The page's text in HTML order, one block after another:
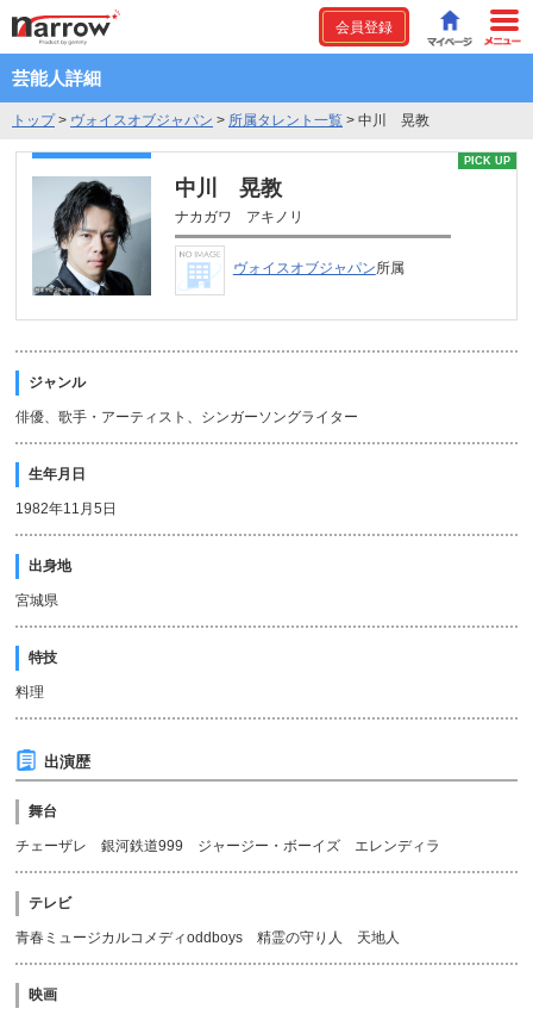
会員登録
芸能人詳細
トップ> ヴォイスオブジャパン > 所属タレント一覧 > 中川 晃教
PICK UP
中川 晃教
ナカガワ アキノリ
ヴォイスオブジャパン所属
ジャンル
俳優、歌手・アーティスト、シンガーソングライター
生年月日
1982年11月5日
出身地
宮城県
特技
料理
出演歴
舞台
チェーザレ 銀河鉄道999 ジャージー・ボーイズ エレンディラ
テレビ
青春ミュージカルコメディoddboys 精霊の守り人 天地人
映画